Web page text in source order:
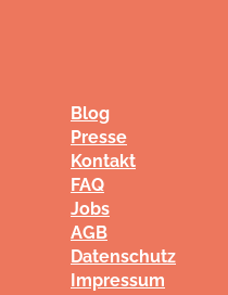
Blog
Presse
Kontakt
FAQ
Jobs
AGB
Datenschutz
Impressum